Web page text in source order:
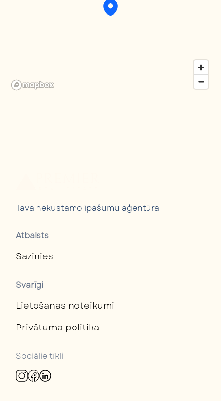
Tava nekustamo īpašumu aģentūra
Atbalsts
Sazinies
Svarīgi
Lietošanas noteikumi
Privātuma politika
Sociālie tīkli